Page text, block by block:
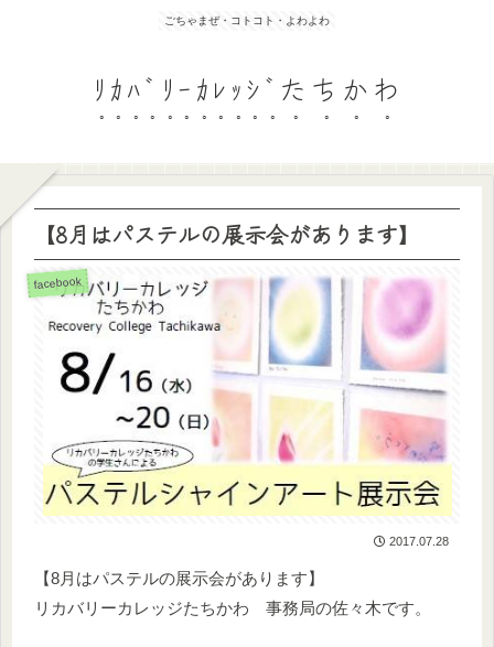
ごちゃまぜ・コトコト・よわよわ
ﾘｶﾊﾞﾘｰｶﾚｯｼﾞたちかわ
【8月はパステルの展示会があります】
facebook
2017.07.28
【8月はパステルの展示会があります】
リカバリーカレッジたちかわ 事務局の佐々木です。